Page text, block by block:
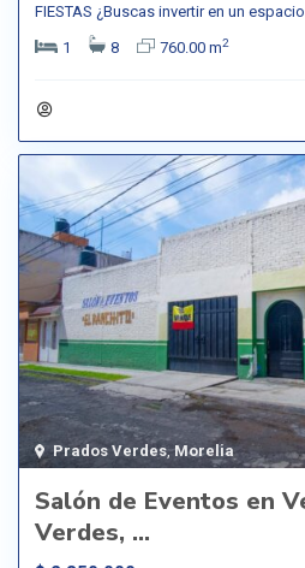
FIESTAS ¿Buscas invertir en un
1
8 760.00 m2
Prados Verdes,Morelia
Salón de Eventos en
Verdes, ...